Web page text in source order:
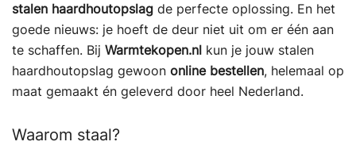
stalen haardhoutopslag de perfecte oplossing. En het
goede nieuws: je hoeft de deur niet uit om er één aan
te schaffen. Bij Warmtekopen.nl kun je jouw stalen
haardhoutopslag gewoon online bestellen, helemaal op
maat gemaakt én geleverd door heel Nederland.
Waarom staal?